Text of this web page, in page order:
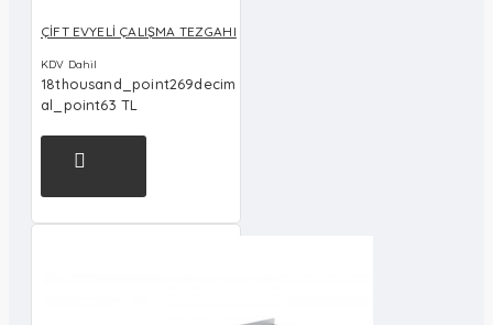
ÇİFT EVYELİ ÇALIŞMA TEZGAHI
KDV Dahil
18thousand_point269decim
al_point63 TL